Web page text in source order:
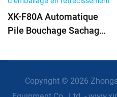
XK-F80A Automatique
Pile Bouchage Sachage
Réduction De La Ligne
Rétrécissement
Copyright © 2026